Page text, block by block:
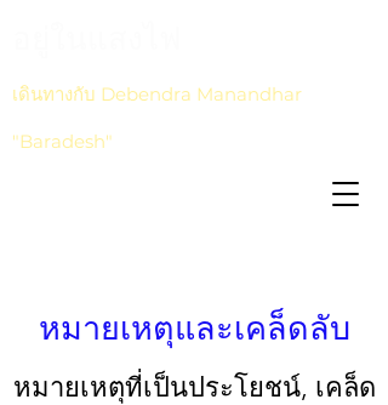
เดินทางกับ Debendra Manandhar
"Baradesh"
หมายเหตุและเคล็ดลับ
หมายเหตุที่เป็นประโยชน์, เคล็ด